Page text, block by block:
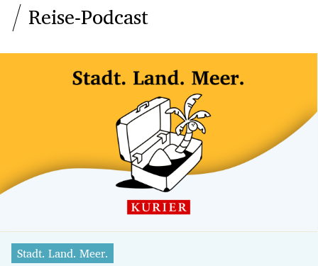
Reise-Podcast
Stadt. Land. Meer.